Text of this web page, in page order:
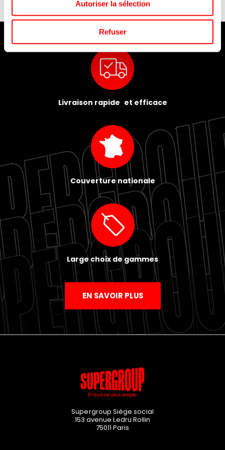
Autoriser la sélection
Refuser
Livraison rapide et efficace
Couverture nationale
Large choix de gammes
EN SAVOIR PLUS
Supergroup Siège social
153 avenue Ledru Rollin
75011 Paris